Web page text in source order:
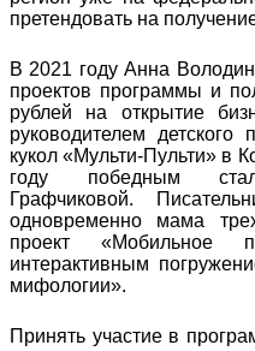
претендовать на
В 2021 году Анна
проектов программы и
рублей на открытие
руководителем детского
кукол «Мульти-Пульти» в
году победным
Графчиковой.
одновременно мама
проект «Мобильное
интерактивным
мифологии».
Принять участие в